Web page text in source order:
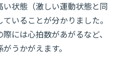
状態（激しい運動状態と同
いることが分かりました。
には心拍数があがるなど、
うかがえます。